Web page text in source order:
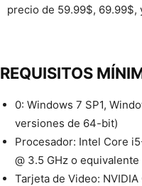
precio de 59.99$,
REQUISITOS
0: Windows 7 SP1,
versiones de 64-bit)
Procesador: Intel Core
@ 3.5 GHz o equivalente
Tarjeta de Video: